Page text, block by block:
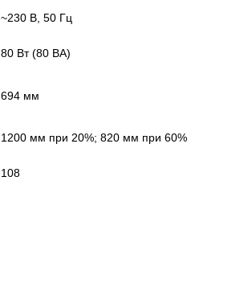
~230 В, 50 Гц
80 Вт (80 ВА)
694 мм
1200 мм при 20%; 820 мм при 60%
108